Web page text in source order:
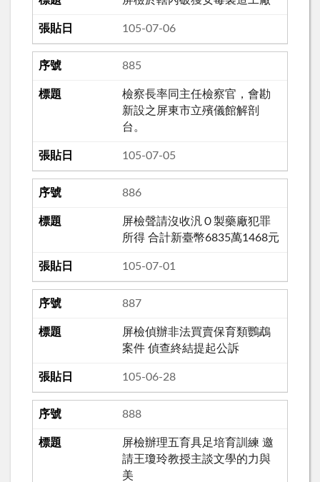
105-07-06
885
檢察長率同主任檢察官，會勘
新設之屏東市立殯儀館解剖
台。
105-07-05
886
屏檢聲請沒收汎Ｏ製藥廠犯罪
所得 合計新臺幣6835萬1468元
105-07-01
887
屏檢偵辦非法買賣保育類鸚鵡
案件 偵查終結提起公訴
105-06-28
888
屏檢辦理五育具足培育訓練 邀
請王瓊玲教授主談文學的力與
美